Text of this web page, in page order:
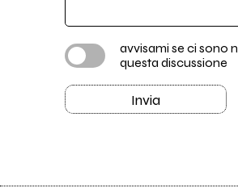
avvisami se ci sono
questa discussione
Invia